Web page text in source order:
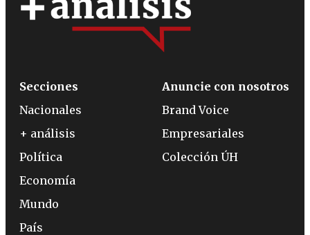
Secciones
Nacionales
+ análisis
Política
Economía
Mundo
País
Anuncie con nosotros
Brand Voice
Empresariales
Colección ÚH